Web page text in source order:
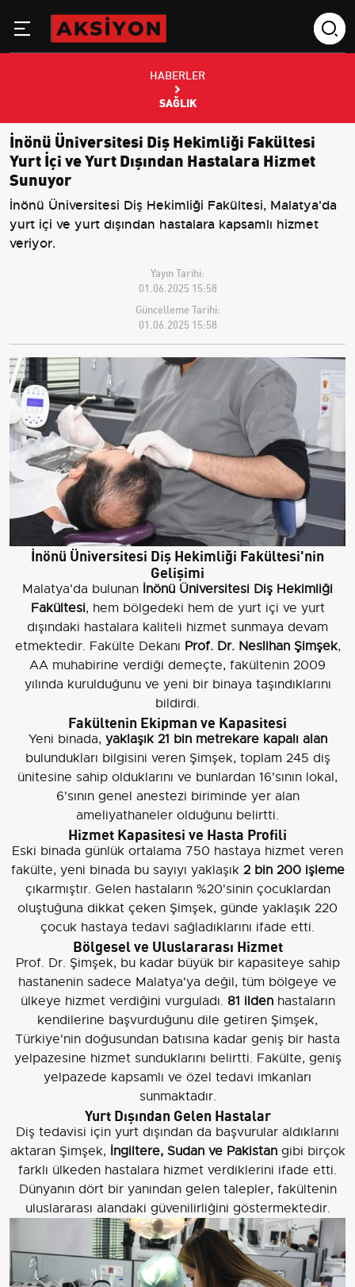
HABERLER
SAĞLIK
İnönü Üniversitesi Diş Hekimliği Fakültesi
Yurt İçi ve Yurt Dışından Hastalara Hizmet
Sunuyor
İnönü Üniversitesi Diş Hekimliği Fakültesi, Malatya'da
yurt içi ve yurt dışından hastalara kapsamlı hizmet
veriyor.
Yayın Tarihi:
01.06.2025 15:58
Güncelleme Tarihi:
01.06.2025 15:58
İnönü Üniversitesi Diş Hekimliği Fakültesi'nin
Gelişimi
Malatya'da bulunan İnönü Üniversitesi Diş Hekimliği
Fakültesi, hem bölgedeki hem de yurt içi ve yurt
dışındaki hastalara kaliteli hizmet sunmaya devam
etmektedir. Fakülte Dekanı Prof. Dr. Neslihan Şimşek,
AA muhabirine verdiği demeçte, fakültenin 2009
yılında kurulduğunu ve yeni bir binaya taşındıklarını
bildirdi.
Fakültenin Ekipman ve Kapasitesi
Yeni binada, yaklaşık 21 bin metrekare kapalı alan
bulundukları bilgisini veren Şimşek, toplam 245 diş
ünitesine sahip olduklarını ve bunlardan 16'sının lokal,
6'sının genel anestezi biriminde yer alan
ameliyathaneler olduğunu belirtti.
Hizmet Kapasitesi ve Hasta Profili
Eski binada günlük ortalama 750 hastaya hizmet veren
fakülte, yeni binada bu sayıyı yaklaşık 2 bin 200 işleme
çıkarmıştır. Gelen hastaların %20'sinin çocuklardan
oluştuğuna dikkat çeken Şimşek, günde yaklaşık 220
çocuk hastaya tedavi sağladıklarını ifade etti.
Bölgesel ve Uluslararası Hizmet
Prof. Dr. Şimşek, bu kadar büyük bir kapasiteye sahip
hastanenin sadece Malatya'ya değil, tüm bölgeye ve
ülkeye hizmet verdiğini vurguladı. 81 ildenhastaların
kendilerine başvurduğunu dile getiren Şimşek,
Türkiye'nin doğusundan batısına kadar geniş bir hasta
yelpazesine hizmet sunduklarını belirtti. Fakülte, geniş
yelpazede kapsamlı ve özel tedavi imkanları
sunmaktadır.
Yurt Dışından Gelen Hastalar
Diş tedavisi için yurt dışından da başvurular aldıklarını
aktaran Şimşek, İngiltere, Sudan ve Pakistangibi birçok
farklı ülkeden hastalara hizmet verdiklerini ifade etti.
Dünyanın dört bir yanından gelen talepler, fakültenin
uluslararası alandaki güvenilirliğini göstermektedir.